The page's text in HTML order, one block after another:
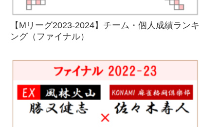
【Mリーグ2023-2024】チーム・個人成績ランキ
ング（ファイナル）